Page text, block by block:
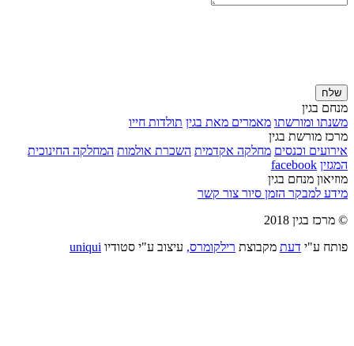
שלח
מנחם בגין
משנתו ומורשתו מאמרים מאת בגין תולדות חייו
מרכז מורשת בגין
אירועים וכנסים מחלקה אקדמית השכרת אולמות המחלקה החינוכית
המגזין facebook
מוזיאון מנחם בגין
מידע למבקר הזמן סיור צור קשר
© מרכז בגין 2018
פותח ע"י דעת מקבוצת רילקומרס, עיצוב ע"י סטודיו uniqui